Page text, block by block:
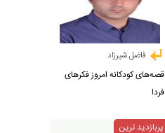
فاضل شیرزاد
قصه‌های کودکانه امروز فکرهای
فردا
پربازدید ترین